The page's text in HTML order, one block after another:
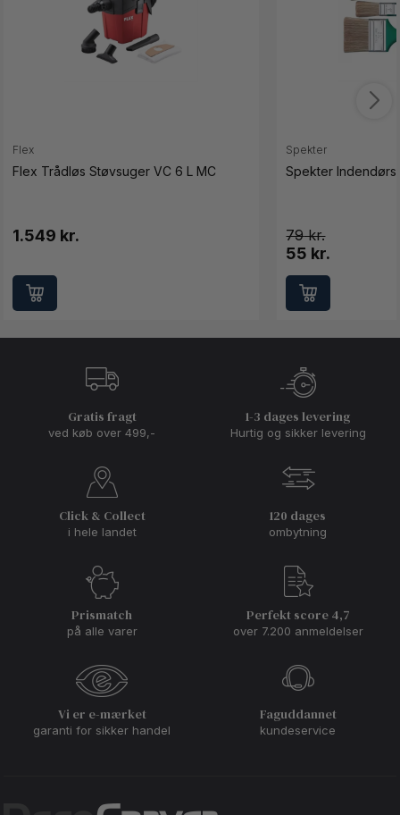
Flex
Flex Trådløs Støvsuger VC 6 L MC
1.549 kr.
Spekter
Spekter
79
55 kr.
Gratis fragt
ved køb over 499,-
1-3 dages levering
Hurtig og sikker levering
Click & Collect
i hele landet
120 dages
ombytning
Prismatch
på alle varer
Perfekt score 4,7
over 7.200 anmeldelser
Vi er e-mærket
garanti for sikker handel
Faguddannet
kundeservice